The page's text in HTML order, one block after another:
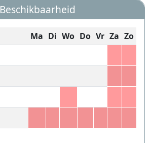
Beschikbaarheid
Ma Di Wo Do Vr Za Zo